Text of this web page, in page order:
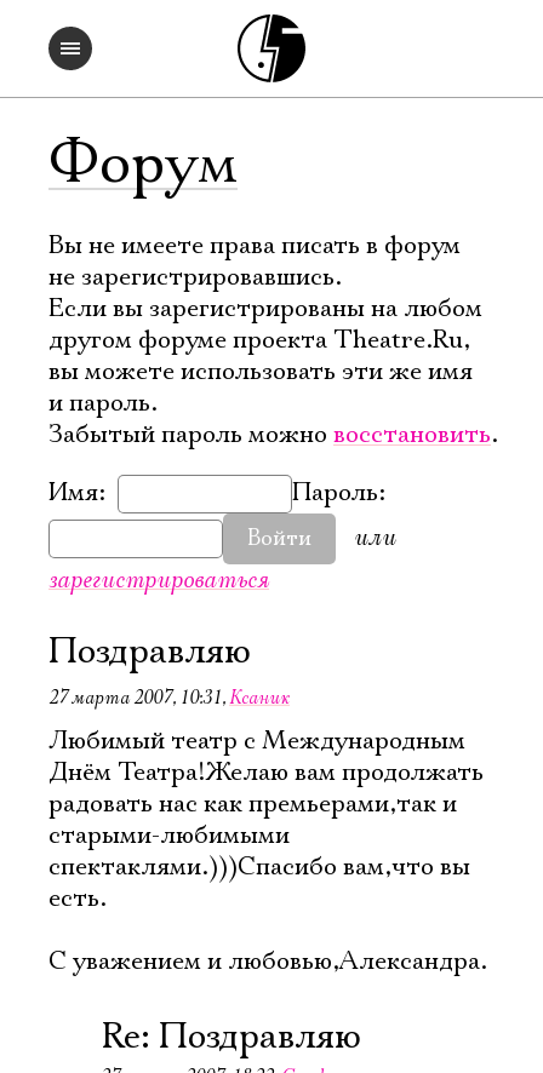
Форум
Вы не имеете права писать в форум
не зарегистрировавшись.
Если вы зарегистрированы на любом
другом форуме проекта Theatre.Ru,
вы можете использовать эти же имя
и пароль.
Забытый пароль можно восстановить.
Имя:
Пароль:
Войти
или
зарегистрироваться
Поздравляю
27 марта 2007, 10:31,Ксаник
Любимый театр с Международным
Днём Театра!Желаю вам продолжать
радовать нас как премьерами,так и
старыми-любимыми
спектаклями.)))Спасибо вам,что вы
есть.
С уважением и любовью,Александра.
Re: Поздравляю